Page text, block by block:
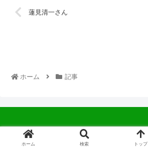
蓮見清一さん
ホーム 記事
© 2022 中広会長ブログ.
ホーム 検索 トップ